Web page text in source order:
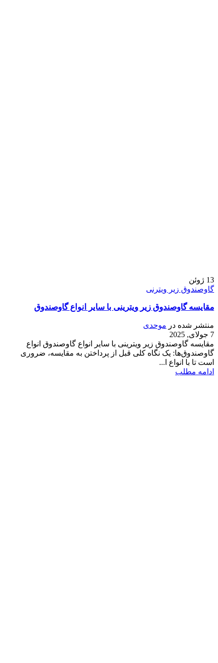
13 ژوئن
گاوصندوق زیر ویترنی
مقایسه گاوصندوق زیر ویترینی با سایر انواع گاوصندوق
منتشر شده در موحدی
7 جولای, 2025
مقایسه گاوصندوق زیر ویترینی با سایر انواع گاوصندوق انواع
گاوصندوق‌ها: یک نگاه کلی قبل از پرداختن به مقایسه، ضروری
است تا با انواع ا...
ادامه مطلب